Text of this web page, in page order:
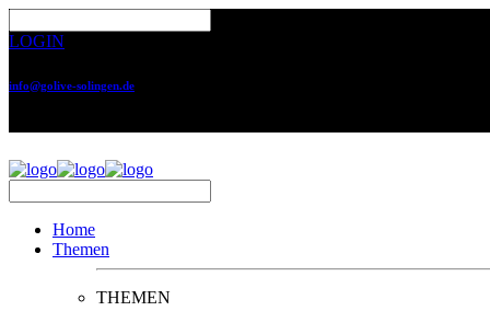
LOGIN
info@golive-solingen.de
Home
Themen
THEMEN